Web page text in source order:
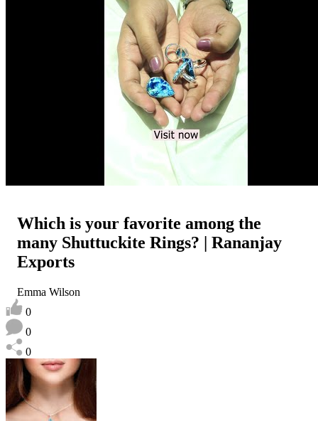
Which is your favorite among the
many Shuttuckite Rings? | Rananjay
Exports
Emma Wilson
0
0
0